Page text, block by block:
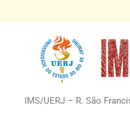
IMS/UERJ – R. São